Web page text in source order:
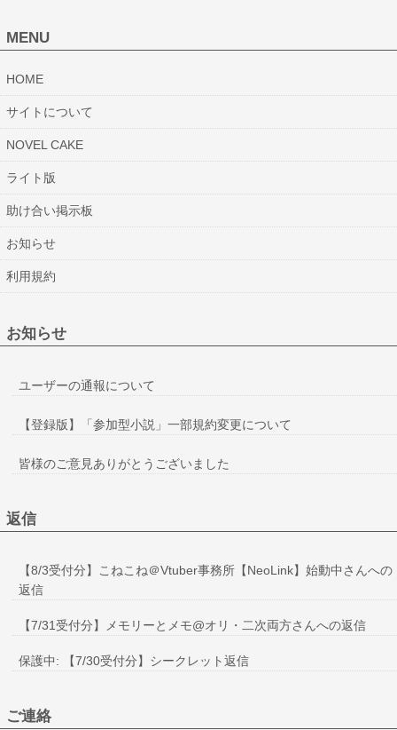
MENU
HOME
サイトについて
NOVEL CAKE
ライト版
助け合い掲示板
お知らせ
利用規約
お知らせ
ユーザーの通報について
【登録版】「参加型小説」一部規約変更について
皆様のご意見ありがとうございました
返信
【8/3受付分】こねこね＠Vtuber事務所【NeoLink】始動中さんへの
返信
【7/31受付分】メモリーとメモ@オリ・二次両方さんへの返信
保護中: 【7/30受付分】シークレット返信
ご連絡